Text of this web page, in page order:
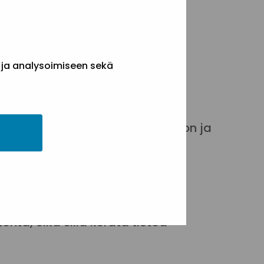
analysoimiseen sekä
tarjota apua mm. kirjanpitoon ja
ja tietojärjestelmiin
toimiville.
eikä sillä kerätä tietoa